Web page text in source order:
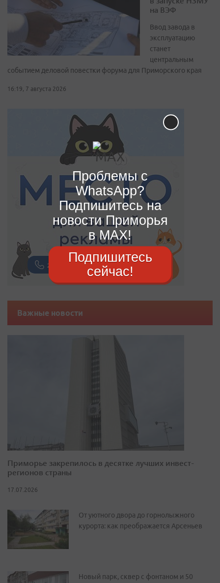
на ВЭФ
Ввод завода в
эксплуатацию
станет
центральным
событием деловой повестки форума для Приморского края
16:19, 7 августа 2026
Важные новости
Приморье закрепилось в десятке лучших инвест-
регионов страны
17.07.2026
От уютного двора до горнолыжного
курорта: как преображается Арсеньев
Новый парк, сквер с фонтаном и 50
Проблемы с
WhatsApp?
Подпишитесь на
новости Приморья
в MAX!
Подпишитесь
сейчас!